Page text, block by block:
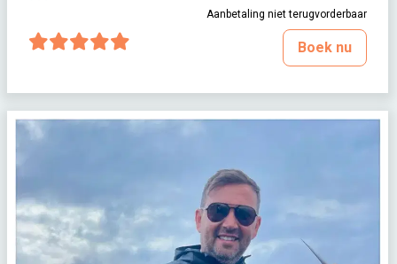
Aanbetaling niet terugvorderbaar
Boek nu